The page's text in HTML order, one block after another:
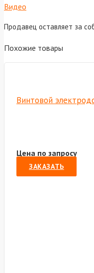
Видео
Продавец оставляет за
Похожие товары
Винтовой
Цена по запросу
ЗАКАЗАТЬ